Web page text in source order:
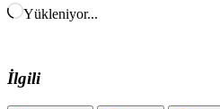
Yükleniyor...
İlgili